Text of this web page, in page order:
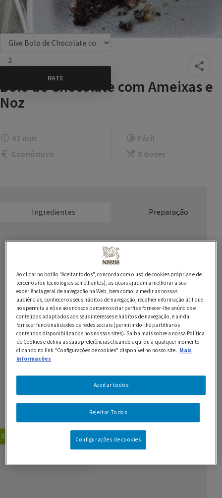
2
Bolo de Chocolate com Ameixas e
Noz
47 min.
Fácil
Económico
8 doses
Ingredientes Preparação
Ingredientes
200 g de Chocolate Preto 70% NESTLÉ Sobremesas
4 ovos
80 g de farinha
80 g de manteiga
60 g de açúcar
50 g de miolo de noz
1 saqueta de fermento
GUARDAR RECEITA
Sobremesas
Ao clicar no botão "Aceitar todos", concorda com o uso de cookies próprias e de
terceiros (ou tecnologias semelhantes), as quais ajudam a melhorar a sua
experiência geral de navegação na Web, bem como, a medir as nossas
audiências, conhecer os seus hábitos de navegação, recolher informação útil que
nos permita a nós e aos nossos parceiros criar perfis e fornecer-lhe anúncios e
conteúdos adaptados aos seus interesses e hábitos de navegação, e ainda
fornecer funcionalidades de redes sociais (permitindo-lhe partilhar os
conteúdos disponibilizados nos nossos sites). Saiba mais sobre a nossa Política
de Cookies e defina as suas preferências clicando aqui ou a qualquer momento
clicando no link "Configurações de cookies" disponível no nosso site. Mais
informações
Rejeitar Todos
Aceitar todos
Configurações de cookies